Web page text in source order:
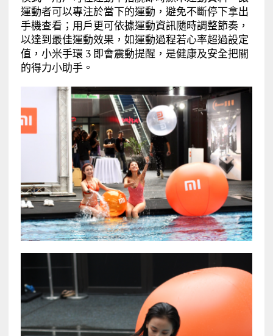
運動者可以專注於當下的運動，避免不斷停下拿出
手機查看；用戶更可依據運動資訊隨時調整節奏，
以達到最佳運動效果，如運動過程若心率超過設定
值，小米手環 3 即會震動提醒，是健康及安全把關
的得力小助手。